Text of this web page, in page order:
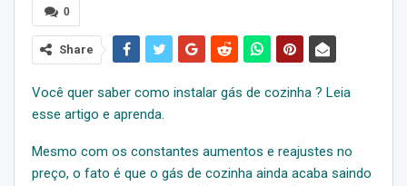
0
Share
Você quer saber como instalar gás de cozinha ? Leia
esse artigo e aprenda.
Mesmo com os constantes aumentos e reajustes no
preço, o fato é que o gás de cozinha ainda acaba saindo